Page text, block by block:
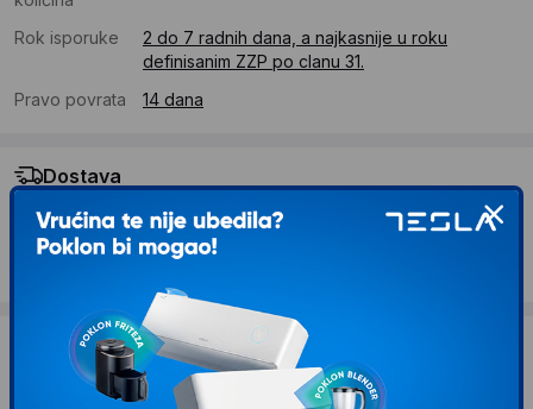
Rok isporuke
2 do 7 radnih dana, a najkasnije u roku
definisanim ZZP po clanu 31.
Pravo povrata
14 dana
Dostava
Standardna dostava se očekuje u roku od 2 do 7 radnih
dana
Želite li ponudu za firmu?
Kontaktirajte nas